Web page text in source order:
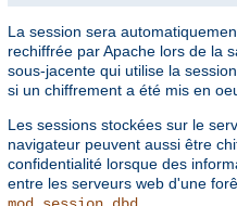
La session sera
rechiffrée par Apache lors de la
sous-jacente qui utilise la
si un chiffrement a été mis en
Les sessions stockées sur le
navigateur peuvent aussi être
confidentialité lorsque des
entre les serveurs web d'une